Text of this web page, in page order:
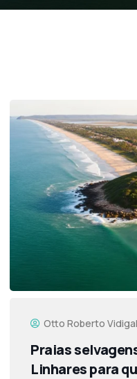
Otto Roberto Vidigal
Praias
Linhares para